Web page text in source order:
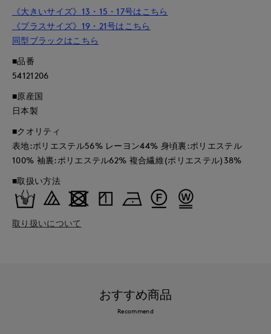
《大きいサイズ》13・15・17号はこちら
《プラスサイズ》19・21号はこちら
同型ブラックはこちら
■品番
54121206
■原産国
日本製
■クオリティ
表地:ポリエステル56% レーヨン44% 身頃裏:ポリエステル
100% 袖裏:ポリエステル62% 複合繊維(ポリエステル)38%
■取扱い方法
取り扱いについて
おすすめ商品
Recommend